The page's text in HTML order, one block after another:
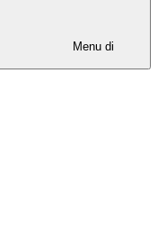
Menu di